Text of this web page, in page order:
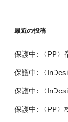
最近の投稿
保護中: 〈PP〉
保護中: 〈
保護中: 〈
保護中: 〈PP〉